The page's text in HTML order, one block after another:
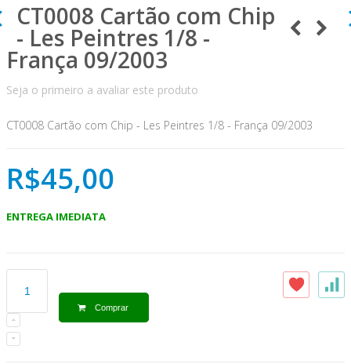
CT0008 Cartão com Chip
- Les Peintres 1/8 -
França 09/2003
Seja o primeiro a avaliar este produto
CT0008 Cartão com Chip - Les Peintres 1/8 - França 09/2003
R$45,00
ENTREGA IMEDIATA
Comprar